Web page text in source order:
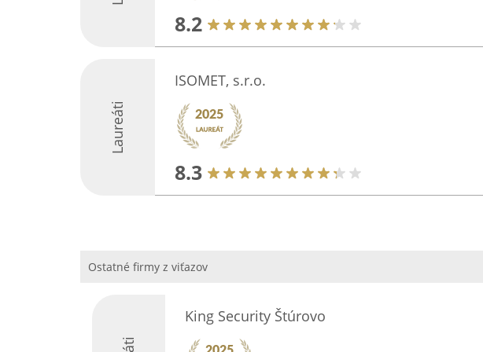
8.2
Laureáti
ISOMET, s.r.o.
8.3
Ostatné firmy z viťazov
King Security Štúrovo